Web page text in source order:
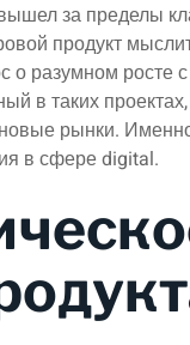
за пределы
продукт
о разумном росте
в таких
рынки.
в сфере digital.